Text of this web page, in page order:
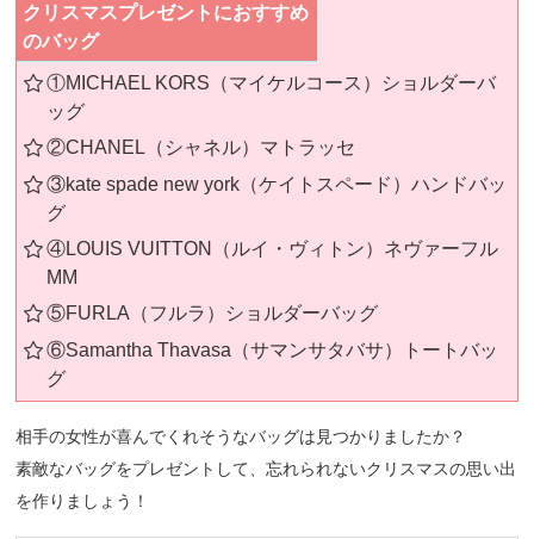
クリスマスプレゼントにおすすめ
のバッグ
①MICHAEL KORS（マイケルコース）ショルダーバ
ッグ
②CHANEL（シャネル）マトラッセ
③kate spade new york（ケイトスペード）ハンドバッ
グ
④LOUIS VUITTON（ルイ・ヴィトン）ネヴァーフル
MM
⑤FURLA（フルラ）ショルダーバッグ
⑥Samantha Thavasa（サマンサタバサ）トートバッ
グ
相手の女性が喜んでくれそうなバッグは見つかりましたか？
素敵なバッグをプレゼントして、忘れられないクリスマスの思い出
を作りましょう！